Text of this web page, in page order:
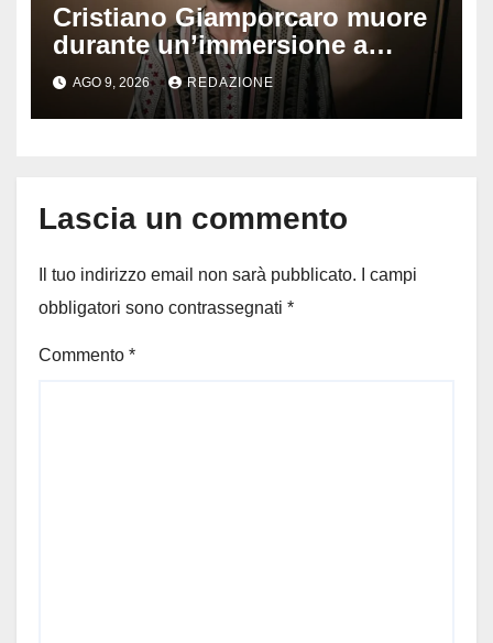
Cristiano Giamporcaro muore
durante un’immersione a
Lampedusa: aperta
un’inchiesta per omicidio
nautico, cosa emerge sulla
AGO 9, 2026 REDAZIONE
Lascia un commento
Il tuo indirizzo email non sarà pubblicato.
I campi
obbligatori sono contrassegnati *
Commento *